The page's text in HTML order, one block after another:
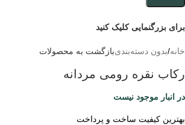
برای بزرگنمایی کلیک کنید
خانه/بدون دسته‌بندیبازگشت به محصولات
رکاب نقره رومی مردانه
در انبار موجود نیست
بهترین کیفیت ساخت و پرداخت